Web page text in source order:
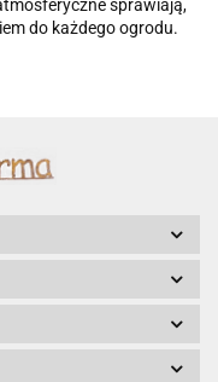
sprawiają,
do każdego ogrodu.